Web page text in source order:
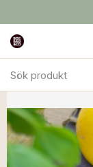
produkt